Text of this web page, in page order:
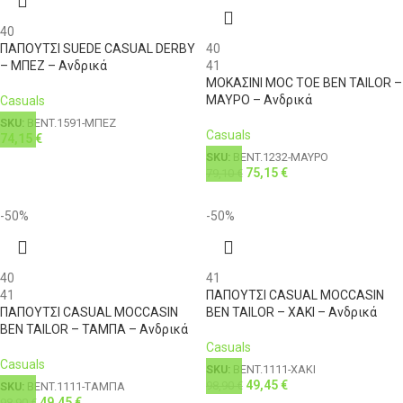
126-131
40
ΠΑΠΟΥΤΣΙ SUEDE CASUAL DERBY
– ΜΠΕΖ – Ανδρικά
Casuals
SKU: BENT.1591-ΜΠΕΖ
74,15 €
40
41
ΜΟΚΑΣΙΝΙ MOC TOE BEN TAILOR –
ΜΑΥΡΟ – Ανδρικά
Casuals
SKU: BENT.1232-ΜΑΥΡΟ
€ 75,15€
-50%
40
41
ΠΑΠΟΥΤΣΙ CASUAL MOCCASIN
BEN TAILOR – ΤΑΜΠΑ – Ανδρικά
Casuals
SKU: BENT.1111-ΤΑΜΠΑ
-50%
41
ΠΑΠΟΥΤΣΙ CASUAL MOCCASIN
BEN TAILOR – ΧΑΚΙ – Ανδρικά
Casuals
SKU: BENT.1111-ΧΑΚΙ
€ 49,45€